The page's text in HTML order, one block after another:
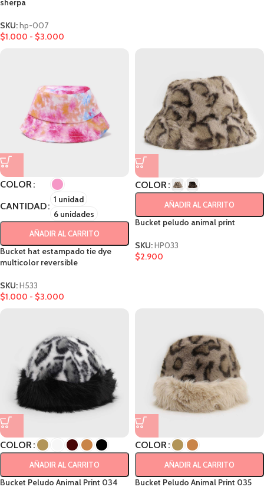
sherpa
SKU:hp-007
$1.000 - $3.000
COLOR
CANTIDAD
1 unidad
6 unidades
AÑADIR AL CARRITO
Bucket hat estampado tie dye
multicolor reversible
SKU:H533
$1.000 - $3.000
COLOR
AÑADIR AL CARRITO
Bucket peludo animal print
SKU:HP033
$2.900
COLOR
AÑADIR AL CARRITO
Bucket Peludo Animal Print 034
COLOR
AÑADIR AL CARRITO
Bucket Peludo Animal Print 035